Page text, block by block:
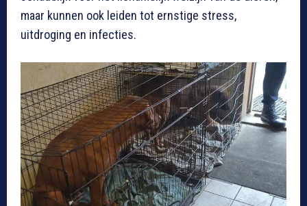
maar kunnen ook leiden tot ernstige stress,
uitdroging en infecties.